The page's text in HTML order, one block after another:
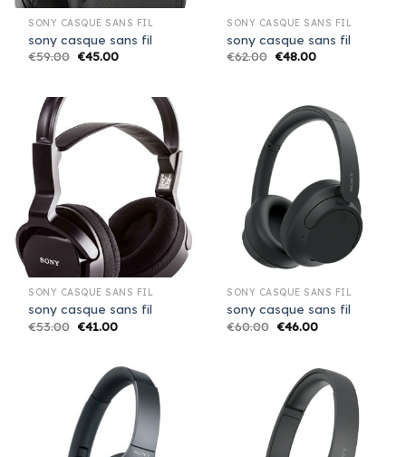
SONY CASQUE SANS FIL
sony casque sans fil
€59.00 €45.00
SONY CASQUE SANS FIL
sony casque sans fil
€62.00 €48.00
SONY CASQUE SANS FIL
sony casque sans fil
€53.00 €41.00
SONY CASQUE SANS FIL
sony casque sans fil
€60.00 €46.00